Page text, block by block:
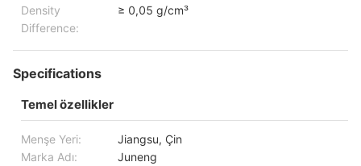
Density
Difference:
≥ 0,05 g/cm³
Specifications
Temel özellikler
Menşe Yeri:
Jiangsu, Çin
Marka Adı:
Juneng